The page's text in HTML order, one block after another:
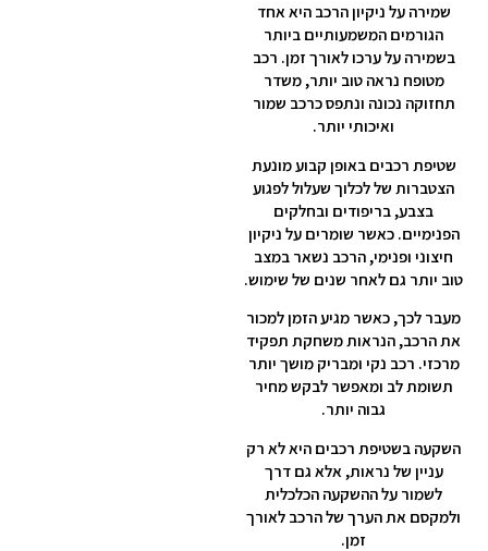
שמירה על ניקיון הרכב היא אחד
הגורמים המשמעותיים ביותר
בשמירה על ערכו לאורך זמן. רכב
מטופח נראה טוב יותר, משדר
תחזוקה נכונה ונתפס כרכב שמור
ואיכותי יותר.
שטיפת רכבים באופן קבוע מונעת
הצטברות של לכלוך שעלול לפגוע
בצבע, בריפודים ובחלקים
הפנימיים. כאשר שומרים על ניקיון
חיצוני ופנימי, הרכב נשאר במצב
טוב יותר גם לאחר שנים של שימוש.
מעבר לכך, כאשר מגיע הזמן למכור
את הרכב, הנראות משחקת תפקיד
מרכזי. רכב נקי ומבריק מושך יותר
תשומת לב ומאפשר לבקש מחיר
גבוה יותר.
השקעה בשטיפת רכבים היא לא רק
עניין של נראות, אלא גם דרך
לשמור על ההשקעה הכלכלית
ולמקסם את הערך של הרכב לאורך
זמן.